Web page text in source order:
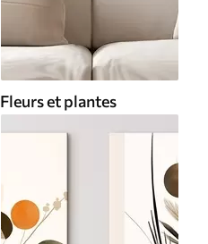
Fleurs et plantes